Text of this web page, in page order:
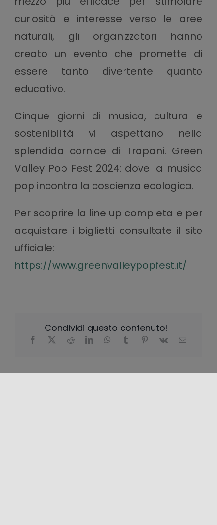
curiosità e interesse verso le aree
naturali, gli organizzatori hanno
creato un evento che promette di
essere tanto divertente quanto
educativo.
Cinque giorni di musica, cultura e
sostenibilità vi aspettano nella
splendida cornice di Trapani. Green
Valley Pop Fest 2024: dove la musica
pop incontra la coscienza ecologica.
Per scoprire la line up completa e per
acquistare i biglietti consultate il sito
ufficiale:
https://www.greenvalleypopfest.it/
Condividi questo contenuto!